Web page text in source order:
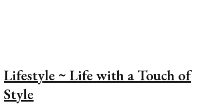
Lifestyle ~ Life with a Touch of
Style